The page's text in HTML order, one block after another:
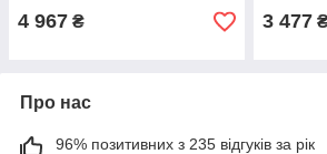
4 967 ₴ 3 477
Про нас
96% позитивних з 235 відгуків за рік